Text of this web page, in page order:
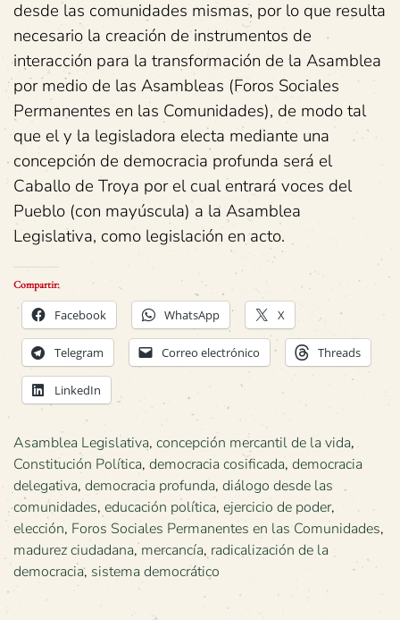
desde las comunidades mismas, por lo que resulta
necesario la creación de instrumentos de
interacción para la transformación de la Asamblea
por medio de las Asambleas (Foros Sociales
Permanentes en las Comunidades), de modo tal
que el y la legisladora electa mediante una
concepción de democracia profunda será el
Caballo de Troya por el cual entrará voces del
Pueblo (con mayúscula) a la Asamblea
Legislativa, como legislación en acto.
Compartir:
Facebook WhatsApp X
Telegram Correo electrónico Threads
LinkedIn
Asamblea Legislativa, concepción mercantil de la vida,
Constitución Política, democracia cosificada, democracia
delegativa, democracia profunda, diálogo desde las
comunidades, educación política, ejercicio de poder,
elección, Foros Sociales Permanentes en las Comunidades,
madurez ciudadana,mercancía, radicalización de la
democracia, sistema democrático